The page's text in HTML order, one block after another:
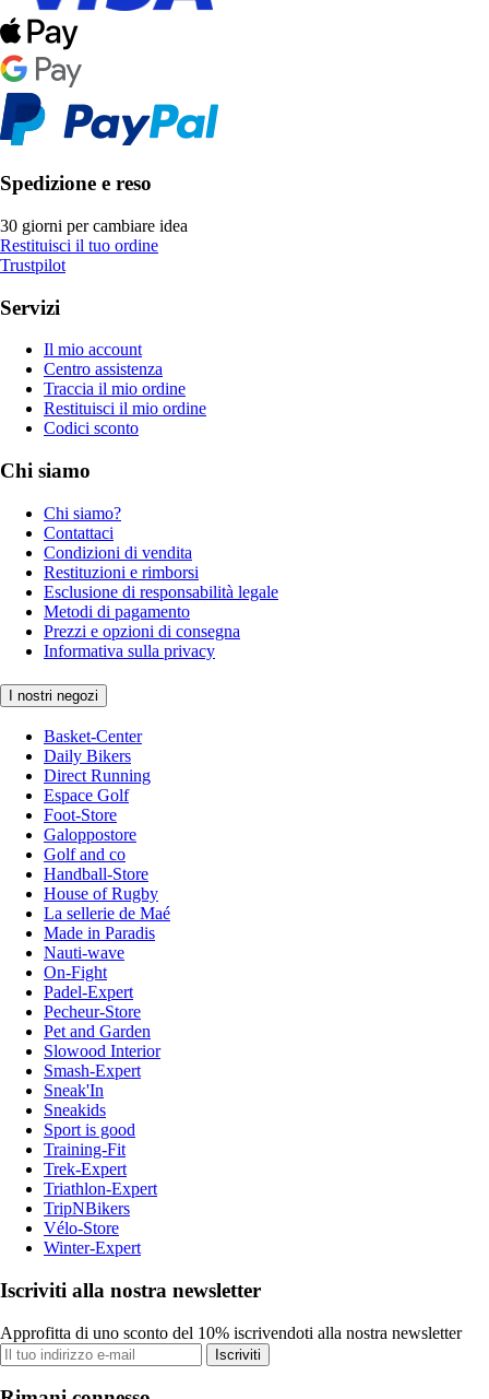
Spedizione e reso
30 giorni per cambiare idea
Restituisci il tuo ordine
Trustpilot
Servizi
Il mio account
Centro assistenza
Traccia il mio ordine
Restituisci il mio ordine
Codici sconto
Chi siamo
Chi siamo?
Contattaci
Condizioni di vendita
Restituzioni e rimborsi
Esclusione di responsabilità legale
Metodi di pagamento
Prezzi e opzioni di consegna
Informativa sulla privacy
I nostri negozi
Basket-Center
Daily Bikers
Direct Running
Espace Golf
Foot-Store
Galoppostore
Golf and co
Handball-Store
House of Rugby
La sellerie de Maé
Made in Paradis
Nauti-wave
On-Fight
Padel-Expert
Pecheur-Store
Pet and Garden
Slowood Interior
Smash-Expert
Sneak'In
Sneakids
Sport is good
Training-Fit
Trek-Expert
Triathlon-Expert
TripNBikers
Vélo-Store
Winter-Expert
Iscriviti alla nostra newsletter
Approfitta di uno sconto del 10% iscrivendoti alla nostra newsletter
Iscriviti